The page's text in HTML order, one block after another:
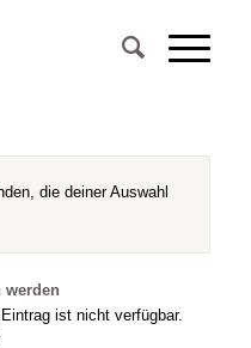
die deiner Auswahl
werden
ist nicht verfügbar.